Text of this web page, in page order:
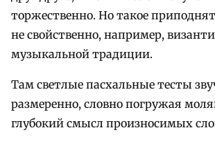
торжественно. Но такое
не свойственно, например,
музыкальной традиции.
Там светлые пасхальные тесты
размеренно, словно погружая
глубокий смысл произносимых